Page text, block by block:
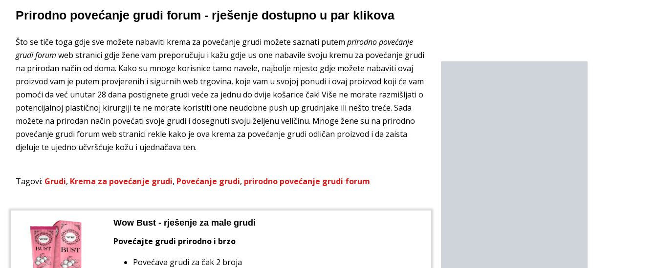
Prirodno povećanje grudi forum - rješenje dostupno u par klikova
Što se tiče toga gdje sve možete nabaviti krema za povećanje grudi možete saznati putem prirodno povećanje
grudi forum web stranici gdje žene vam preporučuju i kažu gdje us one nabavile svoju kremu za povećanje grudi
na prirodan način od doma. Kako su mnoge korisnice tamo navele, najbolje mjesto gdje možete nabaviti ovaj
proizvod vam je putem provjerenih i sigurnih web trgovina, koje vam u svojoj ponudi i ovaj proizvod koji će vam
pomoći da već unutar 28 dana postignete grudi veće za jednu do dvije košarice čak! Više ne morate razmišljati o
potencijalnoj plastičnoj kirurgiji te ne morate koristiti one neudobne push up grudnjake ili nešto treće. Sada
možete na prirodan način povećati svoje grudi i dosegnuti svoju željenu veličinu. Mnoge žene su na prirodno
povećanje grudi forum web stranici rekle kako je ova krema za povećanje grudi odličan proizvod i da zaista
djeluje te ujedno učvršćuje kožu i ujednačava ten.
Tagovi: Grudi, Krema za povećanje grudi, Povećanje grudi, prirodno povećanje grudi forum
Wow Bust - rješenje za male grudi
Povećajte grudi prirodno i brzo
Povećava grudi za čak 2 broja